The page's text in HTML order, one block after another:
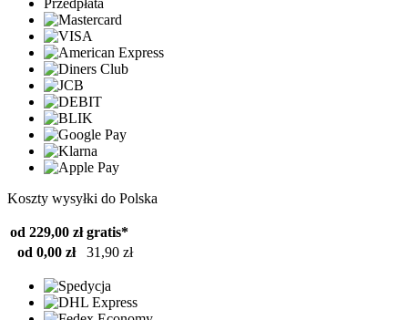
Koszty wysyłki do Polska
od 229,00 zł gratis*
od 0,00 zł
31,90 zł